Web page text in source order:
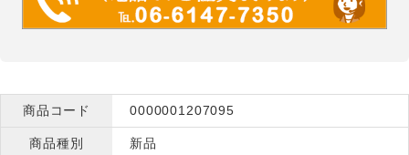
商品コード 0000001207095
商品種別 新品